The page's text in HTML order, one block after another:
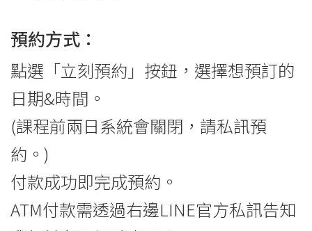
預約方式：
點選「立刻預約」按鈕，選擇想預訂的
日期&時間。
(課程前兩日系統會關閉，請私訊預
約。)
付款成功即完成預約。
ATM付款需透過右邊LINE官方私訊告知